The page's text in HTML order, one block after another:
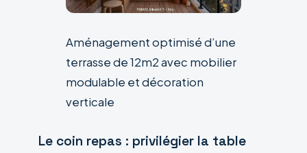
Aménagement optimisé d’une
terrasse de 12m2 avec mobilier
modulable et décoration
verticale
Le coin repas : privilégier la table